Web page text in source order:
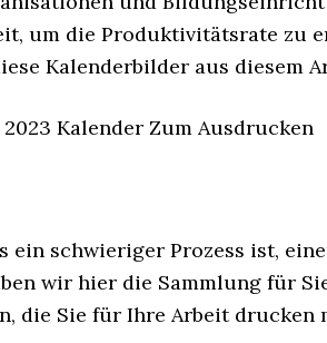
um die Produktivitätsrate zu
Kalenderbilder aus diesem
ein schwieriger Prozess ist,
wir hier die Sammlung für
die Sie für Ihre Arbeit